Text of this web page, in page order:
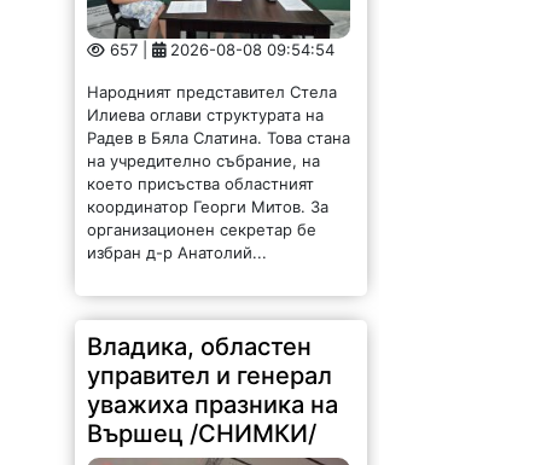
657 | 2026-08-08 09:54:54
Илиева оглави структурата на
Радев в Бяла Слатина. Това стана
на учредително събрание, на
което присъства областният
координатор Георги Митов. За
организационен секретар бе
избран д-р Анатолий...
Владика, областен
управител и генерал
уважиха празника на
Вършец /СНИМКИ/